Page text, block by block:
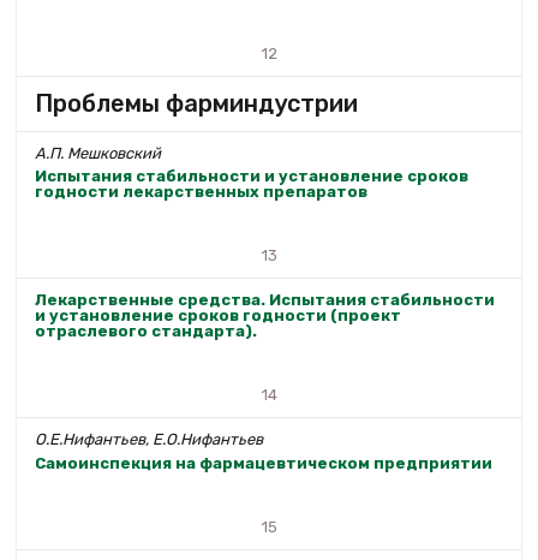
12
Проблемы фарминдустрии
А.П. Мешковский
Испытания стабильности и установление сроков
годности лекарственных препаратов
13
Лекарственные средства. Испытания стабильности
и установление сроков годности (проект
отраслевого стандарта).
14
О.Е.Нифантьев, Е.О.Нифантьев
Самоинспекция на фармацевтическом предприятии
15